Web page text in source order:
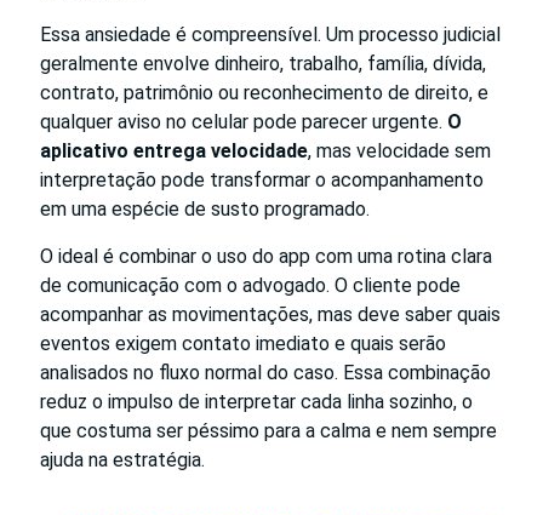
Essa ansiedade é compreensível. Um processo judicial
geralmente envolve dinheiro, trabalho, família, dívida,
contrato, patrimônio ou reconhecimento de direito, e
qualquer aviso no celular pode parecer urgente. O
aplicativo entrega velocidade, mas velocidade sem
interpretação pode transformar o acompanhamento
em uma espécie de susto programado.
O ideal é combinar o uso do app com uma rotina clara
de comunicação com o advogado. O cliente pode
acompanhar as movimentações, mas deve saber quais
eventos exigem contato imediato e quais serão
analisados no fluxo normal do caso. Essa combinação
reduz o impulso de interpretar cada linha sozinho, o
que costuma ser péssimo para a calma e nem sempre
ajuda na estratégia.